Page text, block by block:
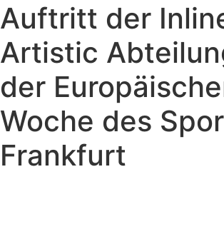
Auftritt der
Artistic
der
Woche des
Frankfurt